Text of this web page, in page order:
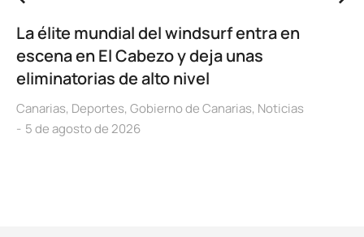
La élite mundial del windsurf entra en
escena en El Cabezo y deja unas
eliminatorias de alto nivel
Canarias, Deportes, Gobierno de Canarias, Noticias
5 de agosto de 2026